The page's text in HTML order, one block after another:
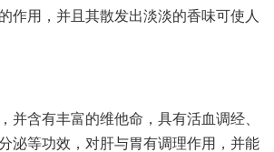
作用，并且其散发出淡淡的香味可使人
并含有丰富的维他命，具有活血调经、
泌等功效，对肝与胃有调理作用，并能